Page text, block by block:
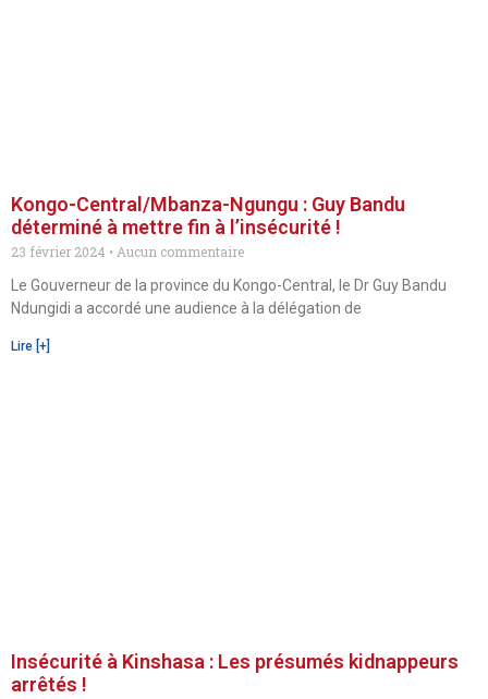
Kongo-Central/Mbanza-Ngungu : Guy Bandu
déterminé à mettre fin à l’insécurité !
23 février 2024
Aucun commentaire
Le Gouverneur de la province du Kongo-Central, le Dr Guy Bandu
Ndungidi a accordé une audience à la délégation de
Lire [+]
Insécurité à Kinshasa : Les présumés kidnappeurs
arrêtés !